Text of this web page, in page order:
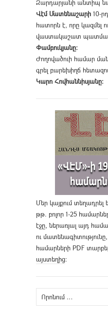
Զարդարյանի անտիպ
Վէմ Մատենաշարի 10-րդ
հատորն է, որը կազմել
վաստակաշատ
Փամբուկյանը։
Ժողովածուի համար
գրել բարեխիղճ
Կարո Հովհաննիսյանը։
Մեր կայքում տեղադրել
թթ. բոլոր 1-25
էջը, ներառյալ այդ
ու մատենագիտությունը,
համարների PDF
այստեղից։
Որոնել՝